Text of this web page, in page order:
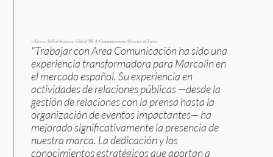
—Enrico Dellas Svizzera, Global PR & Communication Director of Furla
"Trabajar con Area Comunicación ha sido una
experiencia transformadora para Marcolin en
el mercado español. Su experiencia en
actividades de relaciones públicas —desde la
gestión de relaciones con la prensa hasta la
organización de eventos impactantes— ha
mejorado significativamente la presencia de
nuestra marca. La dedicación y los
conocimientos estratégicos que aportan a